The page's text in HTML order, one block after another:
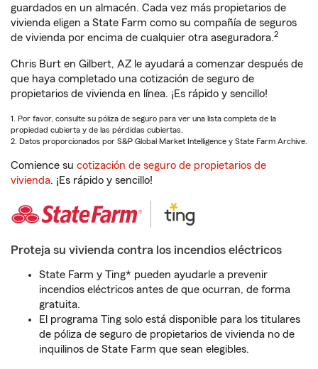
guardados en un almacén. Cada vez más propietarios de
vivienda eligen a State Farm como su compañía de seguros
de vivienda por encima de cualquier otra aseguradora.2
Chris Burt en Gilbert, AZ le ayudará a comenzar después de
que haya completado una cotización de seguro de
propietarios de vivienda en línea. ¡Es rápido y sencillo!
1. Por favor, consulte su póliza de seguro para ver una lista completa de la
propiedad cubierta y de las pérdidas cubiertas.
2. Datos proporcionados por S&P Global Market Intelligence y State Farm Archive.
Comience su cotización de seguro de propietarios de
vivienda. ¡Es rápido y sencillo!
Proteja su vivienda contra los incendios eléctricos
State Farm y Ting* pueden ayudarle a prevenir
incendios eléctricos antes de que ocurran, de forma
gratuita.
El programa Ting solo está disponible para los titulares
de póliza de seguro de propietarios de vivienda no de
inquilinos de State Farm que sean elegibles.